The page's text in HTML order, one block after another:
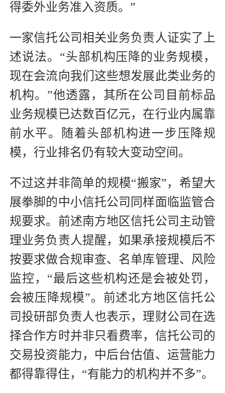
得委外业务准入资质。”
一家信托公司相关业务负责人证实了上
述说法。“头部机构压降的业务规模，
现在会流向我们这些想发展此类业务的
机构。”他透露，其所在公司目前标品
业务规模已达数百亿元，在行业内属靠
前水平。随着头部机构进一步压降规
模，行业排名仍有较大变动空间。
不过这并非简单的规模“搬家”，希望大
展拳脚的中小信托公司同样面临监管合
规要求。前述南方地区信托公司主动管
理业务负责人提醒，如果承接规模后不
按要求做合规审查、名单库管理、风险
监控，“最后这些机构还是会被处罚，
会被压降规模”。前述北方地区信托公
司投研部负责人也表示，理财公司在选
择合作方时并非只看费率，信托公司的
交易投资能力，中后台估值、运营能力
都得靠得住，“有能力的机构并不多”。